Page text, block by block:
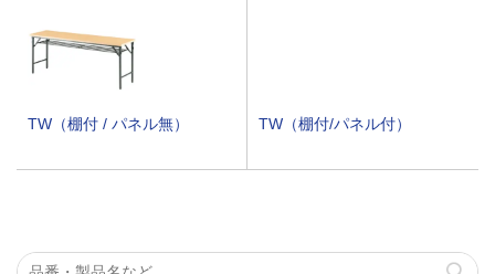
TW（棚付 / パネル無） TW（棚付/パネル付）